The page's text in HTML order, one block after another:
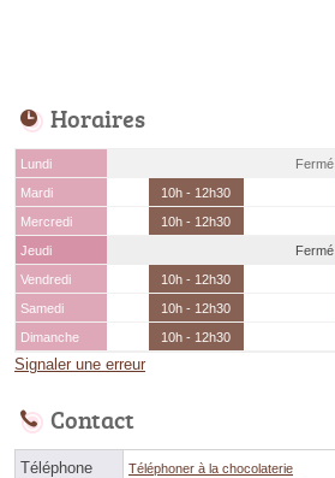
Horaires
Lundi
Fermé
Mardi
10h - 12h30
Mercredi
10h - 12h30
Jeudi
Fermé
Vendredi
10h - 12h30
Samedi
10h - 12h30
Dimanche
10h - 12h30
Signaler une erreur
Contact
Téléphone Téléphoner à la chocolaterie